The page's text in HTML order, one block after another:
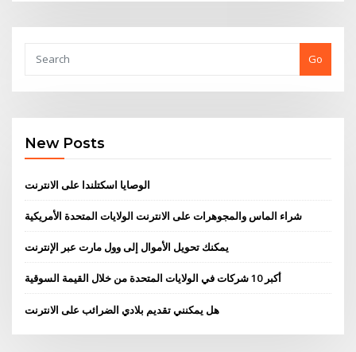
Go
New Posts
الوصايا اسكتلندا على الانترنت
شراء الماس والمجوهرات على الانترنت الولايات المتحدة الأمريكية
يمكنك تحويل الأموال إلى وول مارت عبر الإنترنت
أكبر 10 شركات في الولايات المتحدة من خلال القيمة السوقية
هل يمكنني تقديم بلادي الضرائب على الانترنت